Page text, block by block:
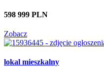
598 999 PLN
Zobacz
lokal mieszkalny